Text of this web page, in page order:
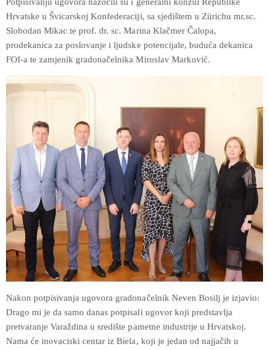
Hrvatske u Švicarskoj Konfederaciji, sa sjedištem u Zürichu mr.sc.
Slobodan Mikac te prof. dr. sc. Marina Klačmer Čalopa,
prodekanica za poslovanje i ljudske potencijale, buduća dekanica
FOI-a te zamjenik gradonačelnika Miroslav Marković.
Nakon potpisivanja ugovora gradonačelnik Neven Bosilj je izjavio:
Drago mi je da samo danas potpisali ugovor koji predstavlja
pretvaranje Varaždina u središte pametne industrije u Hrvatskoj.
Nama će inovaciski centar iz Biela, koji je jedan od najjačih u